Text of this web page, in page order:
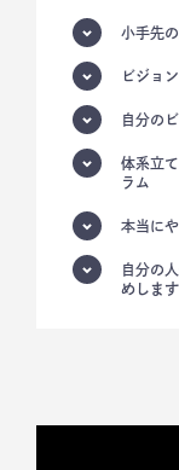
小手先
ビジョ
自分の
体系立
ラム
本当に
自分の
めします